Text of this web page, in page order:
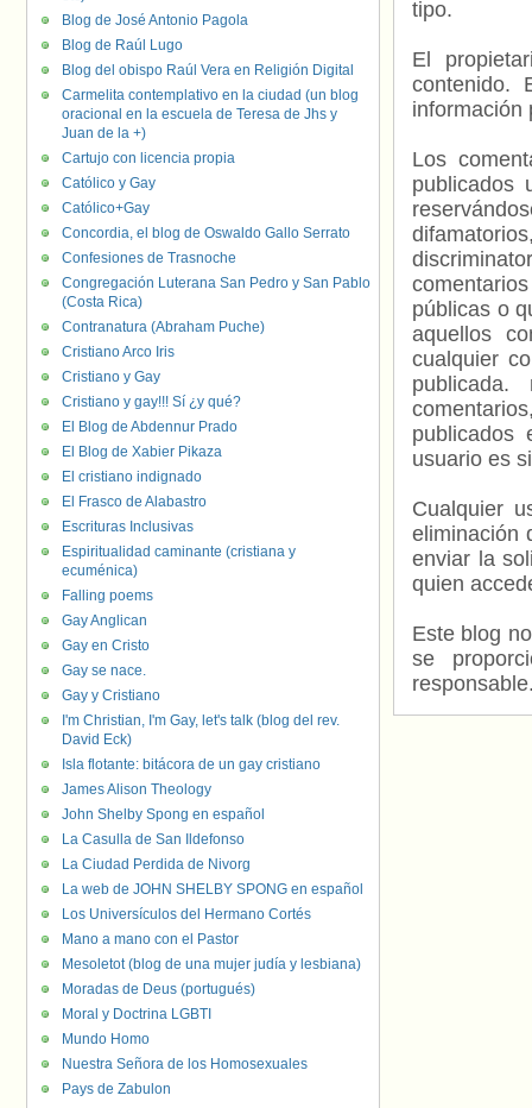
tipo.
El
contenido.
información
Los
publicados
públicas o
aquellos
cualquier
usuario es
Cualquier
eliminación
enviar la
quien
Este blog
se
Blog de José Antonio Pagola
Blog de Raúl Lugo
Blog del obispo Raúl Vera en Religión Digital
Carmelita contemplativo en la ciudad (un blog
oracional en la escuela de Teresa de Jhs y
Juan de la +)
Cartujo con licencia propia
Católico y Gay
Católico+Gay
Concordia, el blog de Oswaldo Gallo Serrato
Confesiones de Trasnoche
Congregación Luterana San Pedro y San Pablo
(Costa Rica)
Contranatura (Abraham Puche)
Cristiano Arco Iris
Cristiano y Gay
Cristiano y gay!!! Sí ¿y qué?
El Blog de Abdennur Prado
El Blog de Xabier Pikaza
El cristiano indignado
El Frasco de Alabastro
Escrituras Inclusivas
Espiritualidad caminante (cristiana y
ecuménica)
Falling poems
Gay Anglican
Gay en Cristo
Gay se nace.
Gay y Cristiano
I'm Christian, I'm Gay, let's talk (blog del rev.
David Eck)
Isla flotante: bitácora de un gay cristiano
James Alison Theology
John Shelby Spong en español
La Casulla de San Ildefonso
La Ciudad Perdida de Nivorg
La web de JOHN SHELBY SPONG en español
Los Universículos del Hermano Cortés
Mano a mano con el Pastor
Mesoletot (blog de una mujer judía y lesbiana)
Moradas de Deus (portugués)
Moral y Doctrina LGBTI
Mundo Homo
Nuestra Señora de los Homosexuales
Pays de Zabulon